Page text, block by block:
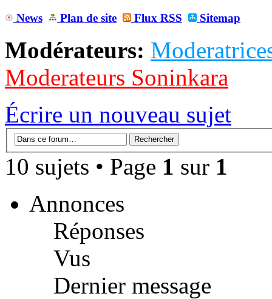
News Plan de site Flux RSS Sitemap
Modérateurs:
Moderateurs Soninkara
Écrire un nouveau sujet
10 sujets • Page 1 sur 1
Annonces
Réponses
Vus
Dernier message